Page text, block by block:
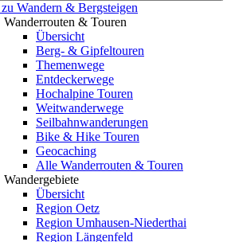
Wandern & Bergsteigen
Wanderrouten & Touren
Übersicht
Berg- & Gipfeltouren
Themenwege
Entdeckerwege
Hochalpine Touren
Weitwanderwege
Seilbahnwanderungen
Bike & Hike Touren
Geocaching
Alle Wanderrouten & Touren
Wandergebiete
Übersicht
Region Oetz
Region Umhausen-Niederthai
Region Längenfeld